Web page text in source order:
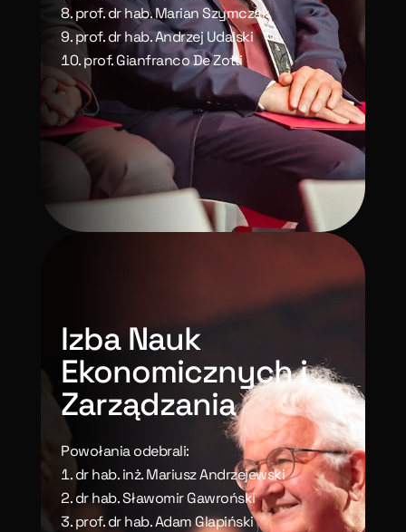
prof. dr hab. Marian Szymczak
prof. dr hab. Andrzej Udalski
prof. Gianfranco De Zotti
Izba Nauk
Ekonomicznych i
Zarządzania
Powołania odebrali:
dr hab. inż. Mariusz Andrzejewski
dr hab. Sławomir Gawroński
prof. dr hab. Adam Glapiński